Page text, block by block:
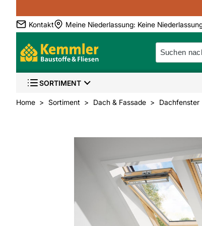
Kontakt
Meine Niederlassung: Keine
SORTIMENT
Home Sortiment Dach & Fassade Dachfenster